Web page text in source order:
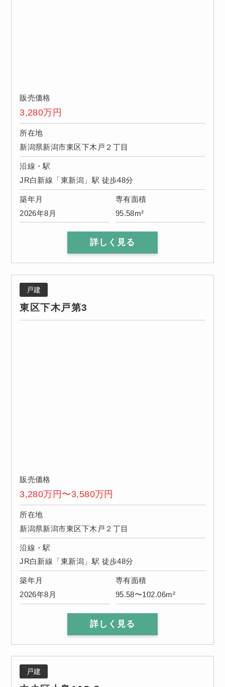
販売価格
3,280万円
所在地
新潟県新潟市東区下木戸２丁目
沿線・駅
JR白新線「東新潟」駅 徒歩48分
築年月
2026年8月
専有面積
95.58m²
詳しく見る
戸建
東区下木戸第3
販売価格
3,280万円〜3,580万円
所在地
新潟県新潟市東区下木戸２丁目
沿線・駅
JR白新線「東新潟」駅 徒歩48分
築年月
2026年8月
専有面積
95.58〜102.06m²
詳しく見る
戸建